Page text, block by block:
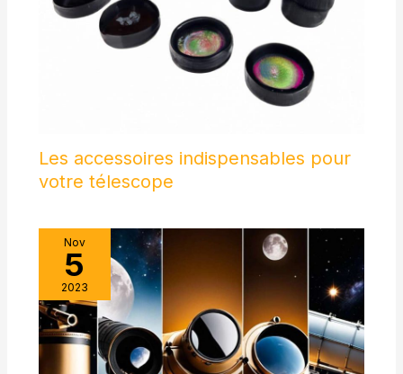
accessoires. Il s'agit
d'un outil essentiel pour
tous les utilisateurs de
télescope pour observer
les planètes
Les accessoires indispensables pour
votre télescope
Nov
5
2023